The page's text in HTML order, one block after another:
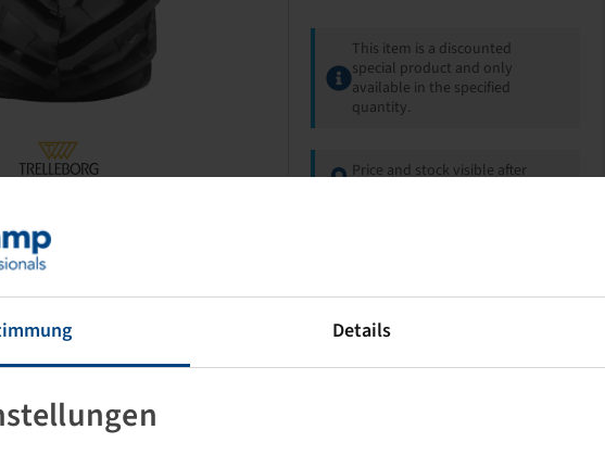
Details
This item is a discounted
special product and only
available in the specified
quantity.
Price and stock visible after
specifically for the biggest agricultural machines and high-performance
transmits the vehicle's high torque and enables high traction on all soils.